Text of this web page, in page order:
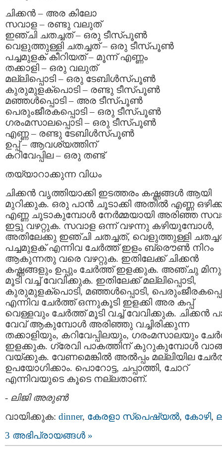
ചിക്കന്‍ – അര കിലോ
സവാള – രണ്ടു വലുത്
ഇഞ്ചി ചതച്ചത് – ഒരു ടീസ്പൂണ്‍
വെളുത്തുള്ളി ചതച്ചത് – ഒരു ടീസ്പൂണ്‍
പച്ചമുളക് കീറിയത് – മൂന്ന്‍ എണ്ണം
തക്കാളി – ഒരു വലുത്
മല്ലിപ്പൊടി – ഒരു ടേബിള്‍സ്പൂണ്‍
കുരുമുളക്പൊടി – രണ്ടു ടീസ്പൂണ്‍
മഞ്ഞള്‍പ്പൊടി – അര ടീസ്പൂണ്‍
പെരുംജീരകപ്പൊടി – ഒരു ടീസ്പൂണ്‍
ഗരംമസാലപ്പൊടി – ഒരു ടീസ്പൂണ്‍
എണ്ണ – രണ്ടു ടേബിള്‍സ്പൂണ്‍
ഉപ്പ് – ആവശ്യത്തിന്
കറിവേപ്പില – ഒരു തണ്ട്
തയ്യാറാക്കുന്ന വിധം
ചിക്കന്‍ വൃത്തിയാക്കി ഇടത്തരം കഷ്ണങ്ങള്‍ ആയി
മുറിക്കുക. ഒരു പാന്‍ ചൂടാക്കി അതില്‍ എണ്ണ
എണ്ണ ചൂടാകുമ്പോള്‍ നേര്‍മ്മയായി അരിഞ്ഞ
ഇട്ടു വഴറ്റുക. സവാള ഒന്ന് വഴന്നു കഴിയുമ്പോള്‍,
അതിലേക്കു ഇഞ്ചി ചതച്ചത്, വെളുത്തുള്ളി
പച്ചമുളക് എന്നിവ ചേര്‍ത്ത് ഇളം ബ്രൌണ്‍ നിറം
ആകുന്നതു വരെ വഴറ്റുക. ഇതിലേക്ക് ചിക്കന്‍
കഷ്ണങ്ങളും ഉപ്പും ചേര്‍ത്ത് ഇളക്കുക. അഞ്ചു
മൂടി വച്ച് വേവിക്കുക. ഇതിലേക്ക് മല്ലിപ്പൊടി,
കുരുമുളക്പൊടി, മഞ്ഞള്‍പ്പൊടി,
എന്നിവ ചേര്‍ത്ത് ഒന്നുകൂടി ഇളക്കി അര കപ്പ്‌
വെള്ളവും ചേര്‍ത്ത് മൂടി വച്ച് വേവിക്കുക. ചിക്കന്‍
വേവ് ആകുമ്പോള്‍ അരിഞ്ഞു വച്ചിരിക്കുന്ന
തക്കാളിയും, കറിവേപ്പിലയും, ഗരംമസാലയും
ഇളക്കുക. ഗ്രേവി പാകത്തിന് കുറുകുമ്പോള്‍
വയ്ക്കുക. വേണമെങ്കില്‍ അല്‍പ്പം മല്ലിയില
ഉപയോഗിക്കാം. പൊറോട്ട, ചപ്പാത്തി, ചോറ്
എന്നിവയുടെ കൂടെ നല്ലതാണ്.
- ലിജി അരുണ്‍
വായിക്കുക: dinner, കേരളാ സ്പെഷ്യല്‍, കോഴി,
3 അഭിപ്രായങ്ങള്‍ »